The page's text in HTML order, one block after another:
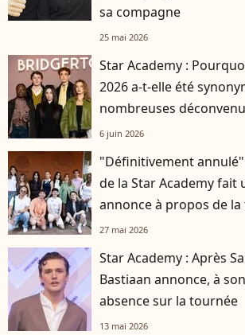
sa compagne
25 mai 2026
Star Academy :
2026 a-t-elle été
nombreuses
6 juin 2026
"Définitivement
de la Star Academy fait
annonce à propos de
27 mai 2026
Star Academy : Après
Bastiaan annonce, à
absence sur la tournée
13 mai 2026